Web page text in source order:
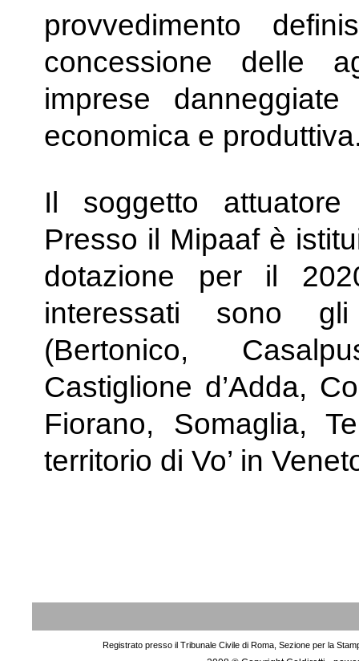
provvedimento
concessione delle
imprese
economica e
Il soggetto
Presso il Mipaaf è
dotazione per il
interessati sono
(Bertonico,
Castiglione d’Adda,
Fiorano, Somaglia,
territorio di Vo’ in
Registrato presso il Tribunale Civile di Roma, Sezione per la